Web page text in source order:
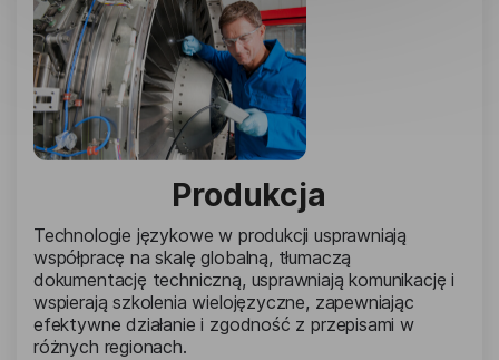
Produkcja
Technologie językowe w produkcji usprawniają
współpracę na skalę globalną, tłumaczą
dokumentację techniczną, usprawniają komunikację i
wspierają szkolenia wielojęzyczne, zapewniając
efektywne działanie i zgodność z przepisami w
różnych regionach.